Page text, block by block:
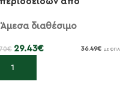
0001
Άμεσα διαθέσιμο
€ 29.43€ 36.49€ με ΦΠΑ
Προσθήκη στο καλάθι